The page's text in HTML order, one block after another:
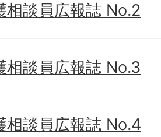
相談員広報誌 No.2
相談員広報誌 No.3
相談員広報誌 No.4